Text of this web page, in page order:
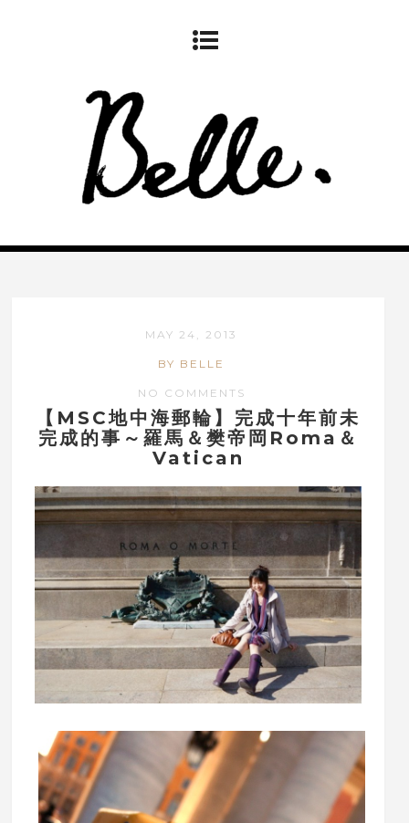
MAY 24, 2013
BY BELLE
NO COMMENTS
【MSC地中海郵輪】完成十年前未
完成的事～羅馬＆樊帝岡Roma＆
Vatican